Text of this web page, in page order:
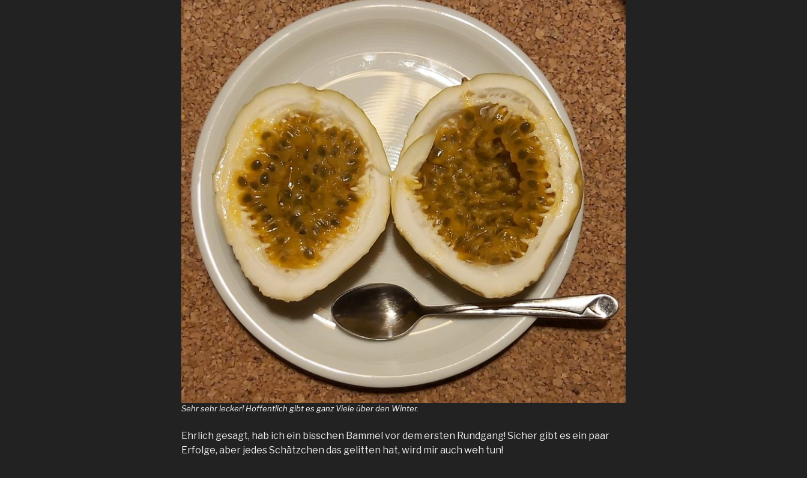
Sehr sehr lecker! Hoffentlich gibt es ganz Viele über den Winter.
Ehrlich gesagt, hab ich ein bisschen Bammel vor dem ersten Rundgang! Sicher gibt es ein paar
Erfolge, aber jedes Schätzchen das gelitten hat, wird mir auch weh tun!